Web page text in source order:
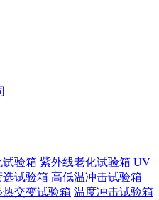
验箱 紫外线老化试验箱 UV
选试验箱 高低温冲击试验箱
交变试验箱 温度冲击试验箱